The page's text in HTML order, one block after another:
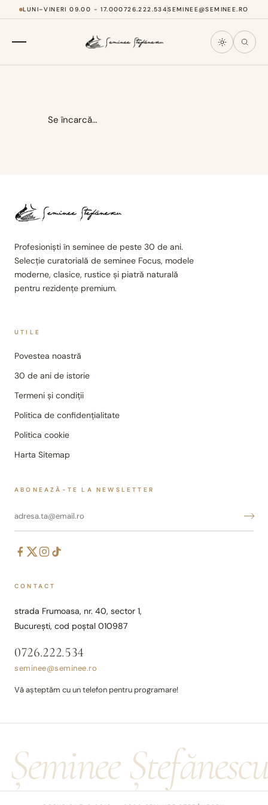
LUNI–VINERI 09.00 - 17.000726.222.534SEMINEE@SEMINEE.RO
Se încarcă…
Profesioniști în seminee de peste 30 de ani.
Selecție curatorială de seminee Focus, modele
moderne, clasice, rustice și piatră naturală
pentru rezidențe premium.
UTILE
Povestea noastră
30 de ani de istorie
Termeni și condiții
Politica de confidențialitate
Politica cookie
Harta Sitemap
ABONEAZĂ-TE LA NEWSLETTER
CONTACT
strada Frumoasa, nr. 40, sector 1,
București, cod poștal 010987
0726.222.534
seminee@seminee.ro
Vă așteptăm cu un telefon pentru programare!
Șeminee